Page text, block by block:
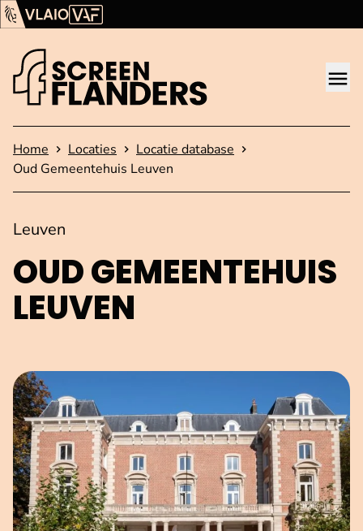
Ga verder naar de inhoud
Vlaams Audiovisueel Fonds (VAF)
Startpagina
Home Locaties
Locatie database
Oud Gemeentehuis Leuven
OUD GE­MEEN­TE­HUIS
LEUVEN
Leuven